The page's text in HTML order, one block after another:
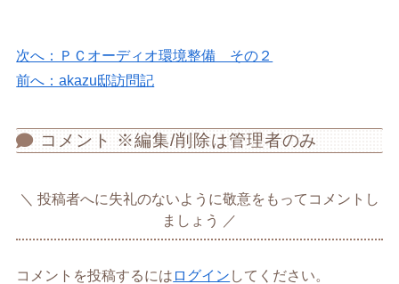
次へ：ＰＣオーディオ環境整備 その２
前へ：akazu邸訪問記
コメント ※編集/削除は管理者のみ
投稿者へに失礼のないように敬意をもってコメントし
ましょう
コメントを投稿するには ログイン してください。